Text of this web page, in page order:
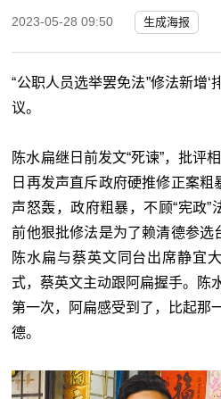
2023-05-28 09:50 生成海报
“公职人员选举罢免法”修法新增‘
议。
陈水扁继日前发文“死谏”，批评
日再发声直斥政府硬推修正案
声怒轰，政府粗暴，不顾“宪政
前他狠批修法是为了赖清德参选
陈水扁与蔡英文同台出席静宜
式，蔡英文主动跟阿扁握手。陈
第一次，阿扁感受到了，比起那
德。